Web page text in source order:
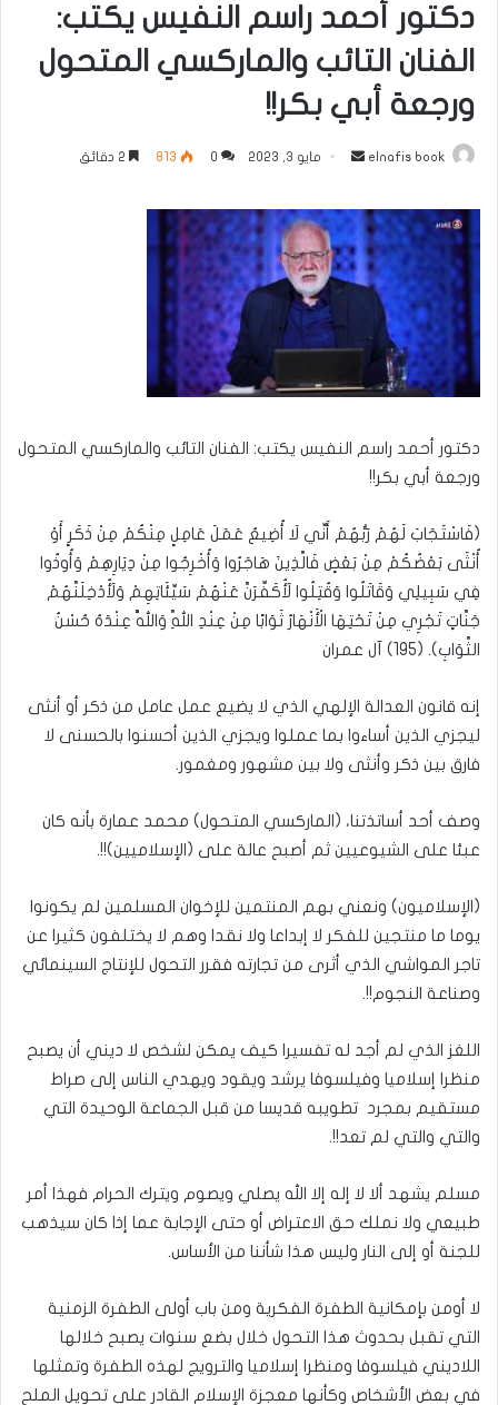
دكتور أحمد راسم النفيس يكتب:
الفنان التائب والماركسي المتحول
ورجعة أبي بكر!!
elnafis book
أرسل
إلكترونيا
مايو 3, 2023 0
813
دكتور أحمد راسم النفيس يكتب: الفنان التائب والماركسي المتحول
ورجعة أبي بكر!!
(فَاسْتَجَابَ لَهُمْ رَبُّهُمْ أَنِّي لَا أُضِيعُ عَمَلَ عَامِلٍ مِنْكُمْ مِنْ ذَكَرٍ أَوْ
أُنْثَى بَعْضُكُمْ مِنْ بَعْضٍ فَالَّذِينَ هَاجَرُوا وَأُخْرِجُوا مِنْ دِيَارِهِمْ وَأُوذُوا
فِي سَبِيلِي وَقَاتَلُوا وَقُتِلُوا لَأُكَفِّرَنَّ عَنْهُمْ سَيِّئَاتِهِمْ وَلَأُدْخِلَنَّهُمْ
جَنَّاتٍ تَجْرِي مِنْ تَحْتِهَا الْأَنْهَارُ ثَوَابًا مِنْ عِنْدِ اللَّهِ وَاللَّهُ عِنْدَهُ حُسْنُ
الثَّوَابِ). (195) آل عمران
إنه قانون العدالة الإلهي الذي لا يضيع عمل عامل من ذكر أو أنثى
ليجزي الذين أساءوا بما عملوا ويجزي الذين أحسنوا بالحسنى لا
فارق بين ذكر وأنثى ولا بين مشهور ومغمور.
وصف أحد أساتذتنا، (الماركسي المتحول) محمد عمارة بأنه كان
عبئا على الشيوعيين ثم أصبح عالة على (الإسلاميين)!!.
(الإسلاميون) ونعني بهم المنتمين للإخوان المسلمين لم يكونوا
يوما ما منتجين للفكر لا إبداعا ولا نقدا وهم لا يختلفون كثيرا عن
تاجر المواشي الذي أثرى من تجارته فقرر التحول للإنتاج السينمائي
وصناعة النجوم!!.
اللغز الذي لم أجد له تفسيرا كيف يمكن لشخص لا ديني أن يصبح
منظرا إسلاميا وفيلسوفا يرشد ويقود ويهدي الناس إلى صراط
مستقيم بمجرد تطويبه قديسا من قبل الجماعة الوحيدة التي
والتي والتي لم تعد!!.
مسلم يشهد ألا لا إله إلا الله يصلي ويصوم ويترك الحرام فهذا أمر
طبيعي ولا نملك حق الاعتراض أو حتى الإجابة عما إذا كان سيذهب
للجنة أو إلى النار وليس هذا شأننا من الأساس.
لا أومن بإمكانية الطفرة الفكرية ومن باب أولى الطفرة الزمنية
التي تقبل بحدوث هذا التحول خلال بضع سنوات يصبح خلالها
اللاديني فيلسوفا ومنظرا إسلاميا والترويج لهذه الطفرة وتمثلها
في بعض الأشخاص وكأنها معجزة الإسلام القادر على تحويل الملح